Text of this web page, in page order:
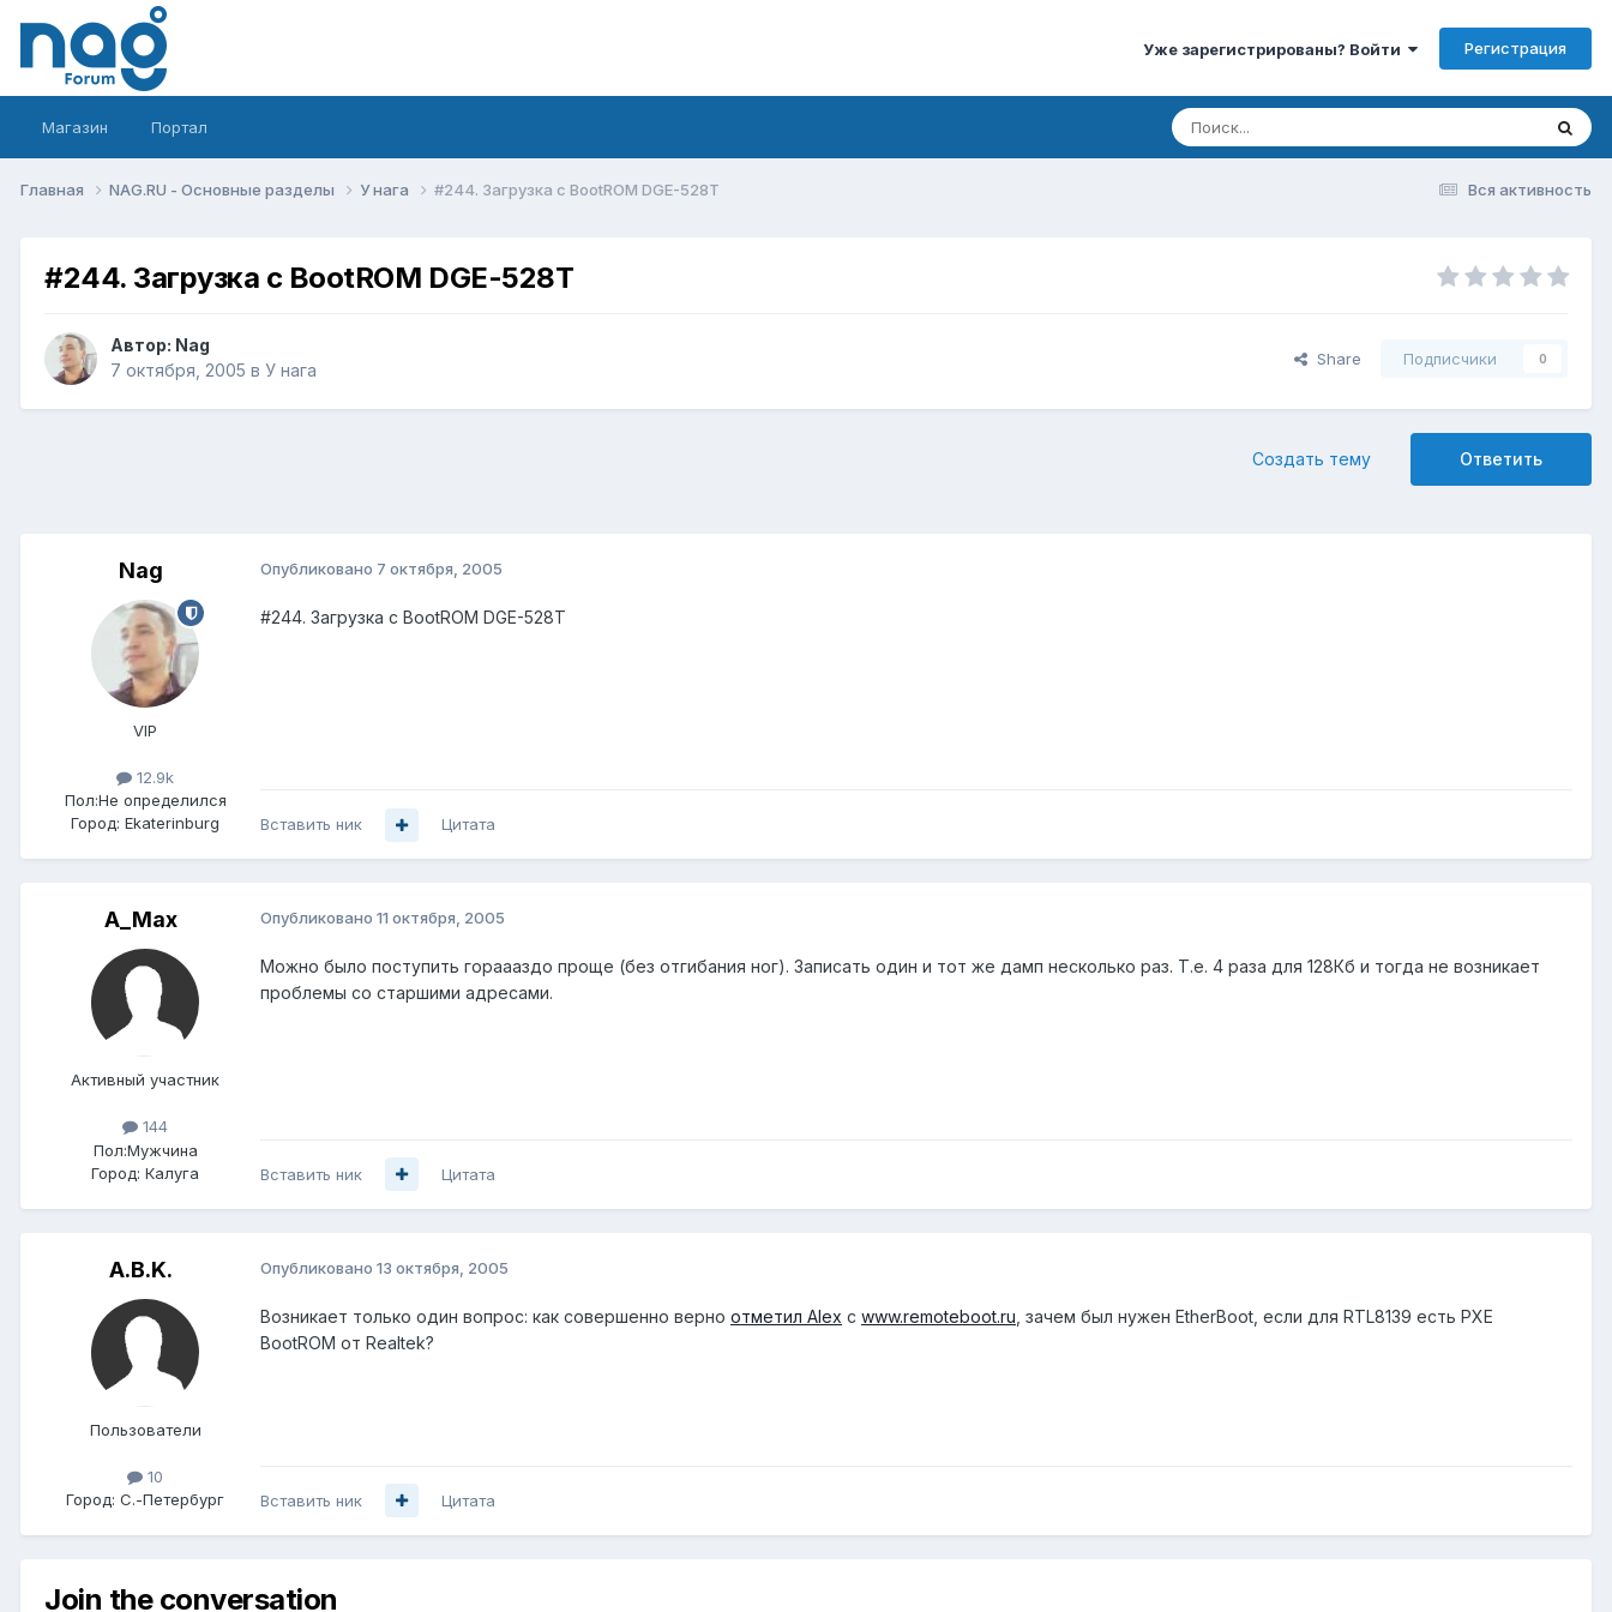
Уже зарегистрированы? Войти Регистрация
Магазин Портал
Вся активность
Главная NAG.RU - Основные разделы У нага #244. Загрузка с BootROM DGE-528T
#244. Загрузка с BootROM DGE-528T
Автор: Nag
7 октября, 2005 в У нага
Share Подписчики 0
Ответить
Создать тему
Nag
VIP
12.9k
Пол:Не определился
Город: Ekaterinburg
Опубликовано 7 октября, 2005
#244. Загрузка с BootROM DGE-528T
Вставить ник Цитата
A_Max
Активный участник
144
Пол:Мужчина
Город: Калуга
Опубликовано 11 октября, 2005
Можно было поступить гораааздо проще (без отгибания ног). Записать один и тот же дамп несколько раз. Т.е. 4 раза для 128Кб и тогда не возникает
проблемы со старшими адресами.
Вставить ник Цитата
A.B.K.
Пользователи
10
Город: С.-Петербург
Опубликовано 13 октября, 2005
Возникает только один вопрос: как совершенно верно отметил Alex с www.remoteboot.ru , зачем был нужен EtherBoot, если для RTL8139 есть PXE
BootROM от Realtek?
Вставить ник Цитата
Join the conversation